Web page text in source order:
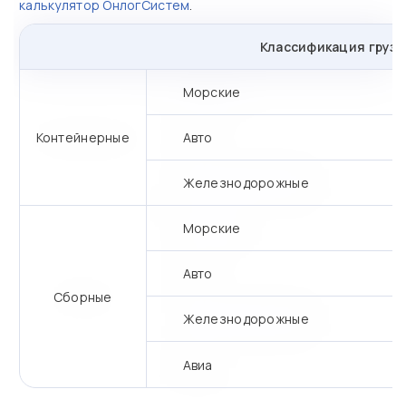
калькулятор ОнлогСистем.
Классификация
Контейнерные
Морские
Авто
Железнодорожные
Сборные
Морские
Авто
Железнодорожные
Авиа